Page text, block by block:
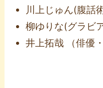
川上じゅん(腹話
柳ゆりな(グラビ
井上拓哉 （俳優